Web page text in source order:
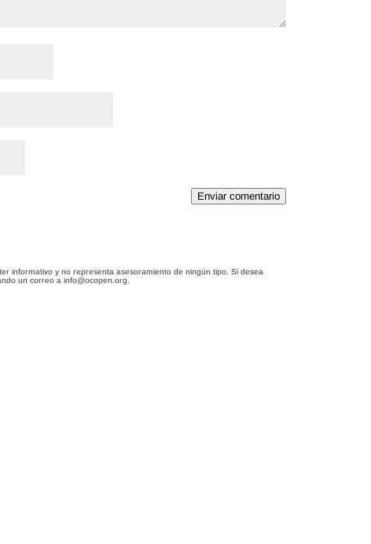
Enviar comentario
informativo y no representa asesoramiento de ningún tipo. Si desea
un correo a info@ocopen.org.